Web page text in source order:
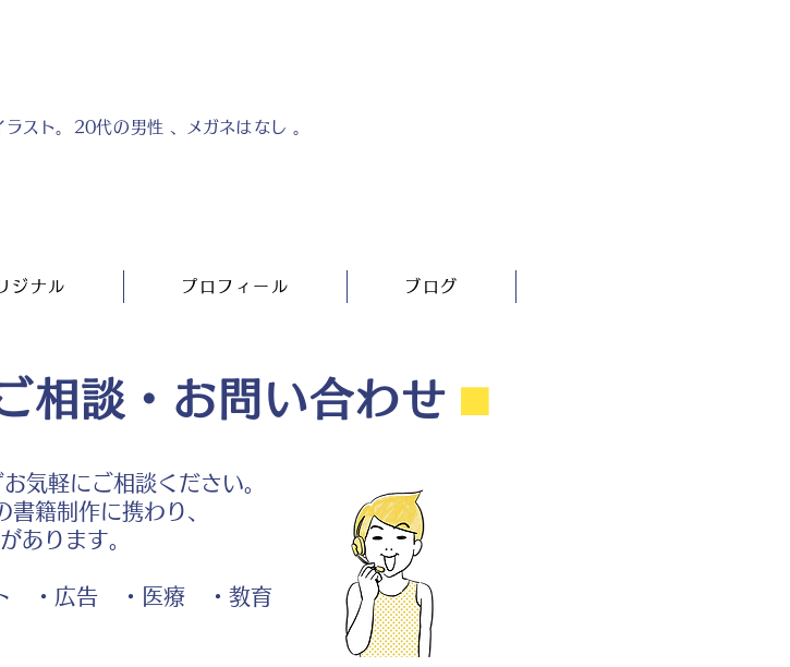
スト。 20代の 男性 、メガネは なし 。
ジナル プロフィール ブログ
相談・お問い合わせ ⬛︎
気軽にご相談ください。
籍制作に携わり、
あります。
・広告 ・医療 ・教育